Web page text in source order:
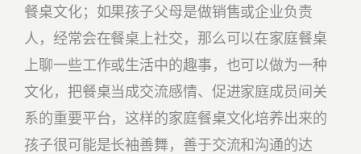
餐桌文化；如果孩子父母是做销售或企业负责
人，经常会在餐桌上社交，那么可以在家庭餐桌
上聊一些工作或生活中的趣事，也可以做为一种
文化，把餐桌当成交流感情、促进家庭成员间关
系的重要平台，这样的家庭餐桌文化培养出来的
孩子很可能是长袖善舞，善于交流和沟通的达